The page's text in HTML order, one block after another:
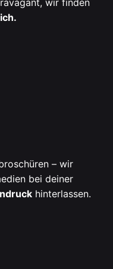
wir finden
– wir
bei deiner
hinterlassen.